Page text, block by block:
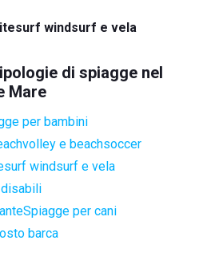
windsurf e vela
di spiagge nel
Mare
per bambini
e beachsoccer
windsurf e vela
Spiagge per cani
barca